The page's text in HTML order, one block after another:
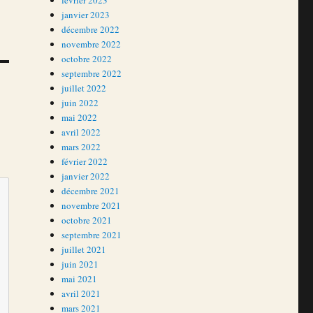
janvier 2023
décembre 2022
novembre 2022
octobre 2022
septembre 2022
juillet 2022
juin 2022
mai 2022
avril 2022
mars 2022
février 2022
janvier 2022
décembre 2021
novembre 2021
octobre 2021
septembre 2021
juillet 2021
juin 2021
mai 2021
avril 2021
mars 2021